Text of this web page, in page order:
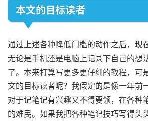
本文的目标读者
通过上述各种降低门槛的动作之后，现
无论是手机还是电脑上记录下自己的想
了。本来打算写更多更仔细的教程，可
文的目标读者呢？我假定的是像一年前
对于记笔记有兴趣又不得要领，在各种
的难民。如果我把各种笔记技巧写得头